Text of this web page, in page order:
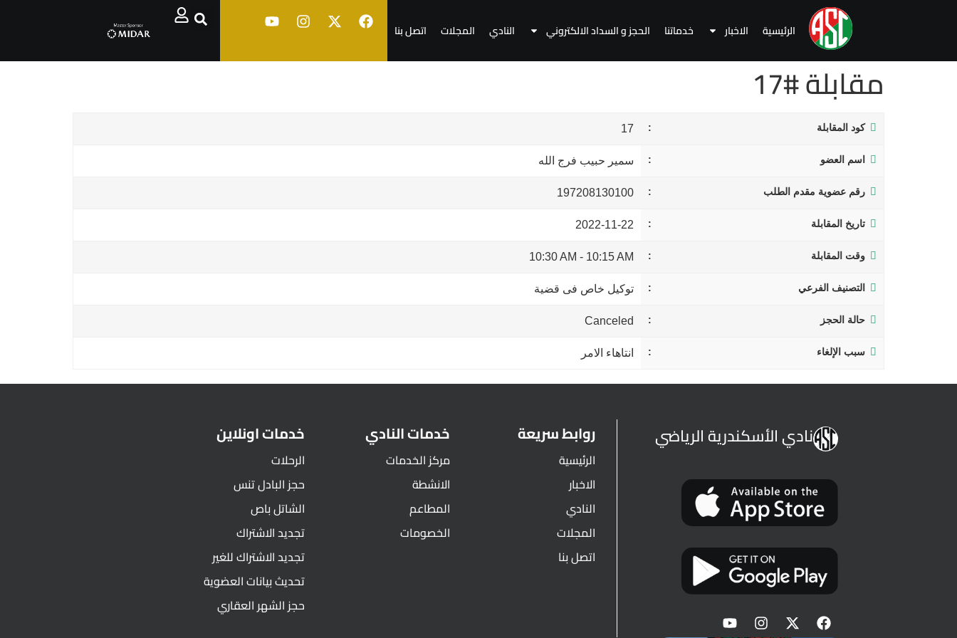
الرئيسية الاخبار خدماتنا الحجز و السداد الالكتروني النادي المجلات اتصل بنا
مقابلة #17
كود المقابلة 17
اسم العضو سمير حبيب فرج الله
رقم عضوية مقدم الطلب 197208130100
تاريخ المقابلة 2022-11-22
وقت المقابلة 10:15 AM
-
10:30 AM
التصنيف الفرعي توكيل خاص فى قضية
حالة الحجز Canceled
سبب الإلغاء انتاهاء الامر
نادي الأسكندرية الرياضي روابط سريعة
الرئيسية
الاخبار
النادي
المجلات
اتصل بنا
خدمات النادي
مركز الخدمات
الانشطة
المطاعم
الخصومات
خدمات اونلاين
الرحلات
حجز البادل تنس
الشاتل باص
تجديد الاشتراك
تجديد الاشتراك للغير
تحديث بيانات العضوية
حجز الشهر العقاري